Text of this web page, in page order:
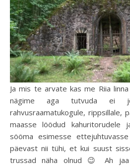
Ja mis te arvate kas me Riia
nägime aga tutvuda ei
rahvusraamatukogule, rippsillale,
maasse löödud kahuritorudele
sööma esimesse
päevast nii tühi, et kui suust
trussad näha olnud 😉 Ah